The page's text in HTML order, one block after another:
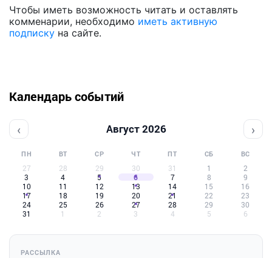
Чтобы иметь возможность читать и оставлять
комменарии, необходимо иметь активную
подписку на сайте.
Календарь событий
‹ Август 2026 ›
ПН ВТ СР ЧТ ПТ СБ ВС
27 28 29 30 31 1
2
3
4 5 6 7 8
9
10
11 12 13 14 15
16
17
18 19 20 21 22
23
24
25 26 27 28 29
30
31
1 2 3 4 5 6
РАССЫЛКА